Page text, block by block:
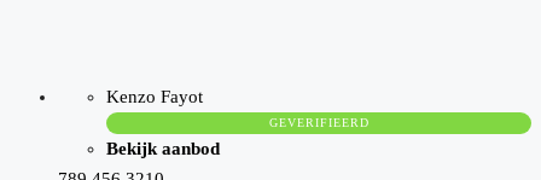
Kenzo Fayot
GEVERIFIEERD
Bekijk aanbod